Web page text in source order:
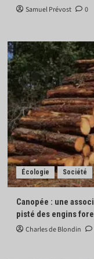
Samuel Prévost 0
Écologie Société
Canopée : une
pisté des engins
Charles de Blondin